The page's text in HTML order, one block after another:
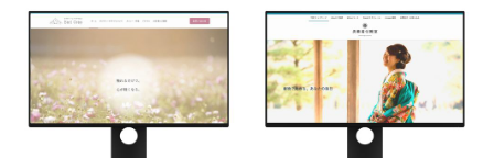
意しております。 【実績】歯科ク
リニック、小児科クリニック、鍼
灸院、カウンセリングルーム